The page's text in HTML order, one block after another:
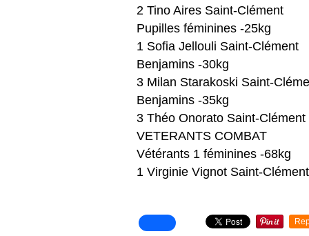
2 Tino Aires Saint-Clément
Pupilles féminines -25kg
1 Sofia Jellouli Saint-Clément
Benjamins -30kg
3 Milan Starakoski Saint-
Benjamins -35kg
3 Théo Onorato Saint-Clément
VETERANTS COMBAT
Vétérants 1 féminines -68kg
1 Virginie Vignot Saint-Clément